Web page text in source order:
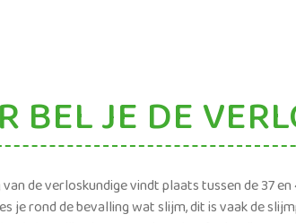
BEL JE DE
de verloskundige vindt plaats tussen de 37
je rond de bevalling wat slijm, dit is vaak de